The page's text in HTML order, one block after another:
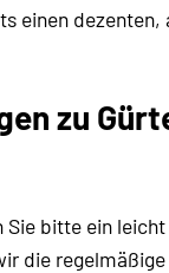
einen
zu
bitte ein
die